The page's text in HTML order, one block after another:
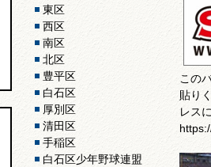
東区
西区
南区
北区
豊平区
白石区
厚別区
清田区
手稲区
白石区少年野球連盟
この
貼り
レス